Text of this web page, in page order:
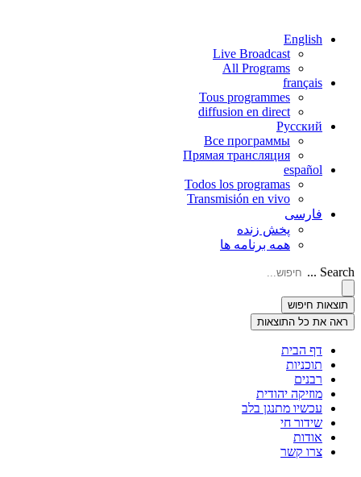
English
Live Broadcast
All Programs
français
Tous programmes
diffusion en direct
Русский
Все программы
Прямая трансляция
español
Todos los programas
Transmisión en vivo
فارسی
پخش زنده
همه برنامه ها
Search ...
תוצאות חיפוש
ראה את כל התוצאות
דף הבית
תוכניות
רבנים
מוזיקה יהודית
עכשיו מתנגן בלב
שידור חי
אודות
צרו קשר